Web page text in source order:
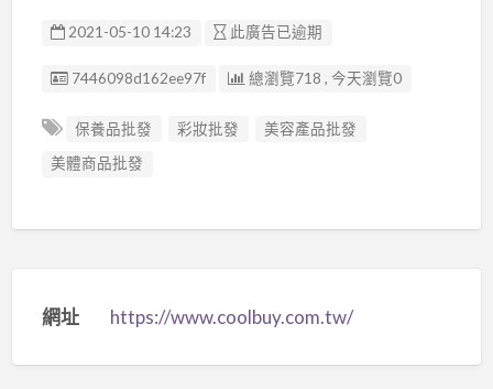
2021-05-10 14:23 此廣告已逾期
廣告编號
7446098d162ee97f 總瀏覽718 , 今天瀏覽0
保養品批發 彩妝批發
美容產品批發
美體商品批發
網址 https://www.coolbuy.com.tw/